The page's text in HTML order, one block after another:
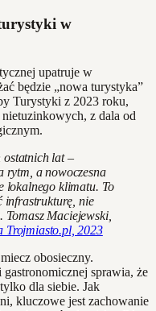
turystyki w
upatruje w
będzie „nowa turystyka”
Turystyki z 2023 roku,
z dala od
ostatnich lat –
rytm, a nowoczesna
lokalnego klimatu. To
infrastrukturę, nie
Maciejewski,
Trojmiasto.pl, 2023
obosieczny.
sprawia, że
dla siebie. Jak
kluczowe jest zachowanie